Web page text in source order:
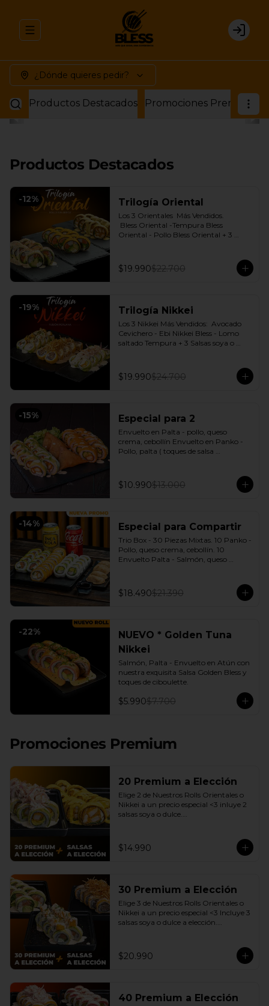
Abrir menu de navegación Login
¿Dónde quieres pedir?
Productos Destacados Promociones Premium
Productos Destacados
-12% Trilogía Oriental
Los 3 Orientales  Más Vendidos.
Bless Oriental -Tempura Bless
Oriental - Pollo Bless Oriental + 3
$19.990$22.700
-19% Trilogía Nikkei
Los 3 Nikkei Más Vendidos:  Avocado
Cevichero - Ebi Nikkei Bless - Lomo
saltado Tempura + 3 Salsas soya o
$19.990$24.700
-15% Especial para 2
Envuelto en Palta - pollo, queso
crema, cebollín Envuelto en Panko -
Pollo, palta ( toques de salsa
2 Salsa soya
$10.990$13.000
-14% Especial para Compartir
Trio Box - 30 Piezas Mixtas. 10 Panko -
Pollo, queso crema, cebollín. 10
Envuelto Palta - Salmón, queso
2 Bebidas Elección | 3 Salsas a Elección
Soya o Agridulce Bless.
$18.490$21.390
-22%
NUEVO * Golden Tuna
Nikkei
Salmón, Palta - Envuelto en Atún con
nuestra exquisita Salsa Golden Bless y
toques de ciboulette.
$5.990$7.700
Promociones Premium
20 Premium a Elección
Elige 2 de Nuestros Rolls Orientales o
Nikkei a un precio especial <3 inluye 2
salsas soya o dulce.
$14.990
30 Premium a Elección
Elige 3 de Nuestros Rolls Orientales o
Nikkei a un precio especial <3 Incluye 3
salsas soya o dulce a elección.
$20.990
40 Premium a Elección